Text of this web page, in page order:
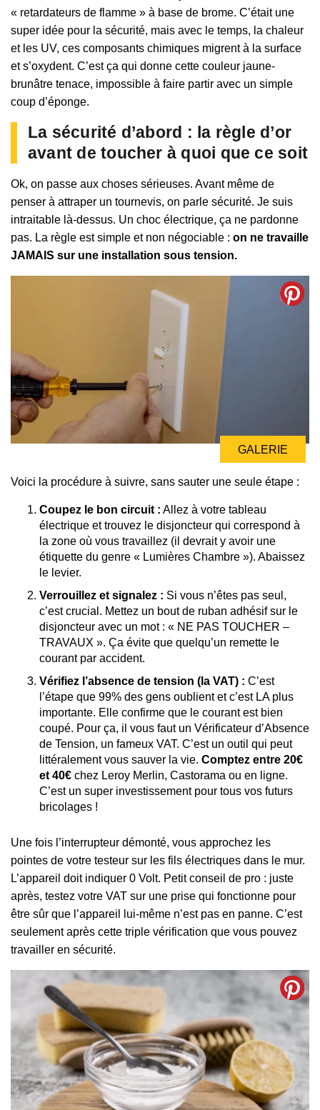
« retardateurs de flamme » à base de brome. C’était une
super idée pour la sécurité, mais avec le temps, la chaleur
et les UV, ces composants chimiques migrent à la surface
et s’oxydent. C’est ça qui donne cette couleur jaune-
brunâtre tenace, impossible à faire partir avec un simple
coup d’éponge.
La sécurité d’abord : la règle d’or
avant de toucher à quoi que ce soit
Ok, on passe aux choses sérieuses. Avant même de
penser à attraper un tournevis, on parle sécurité. Je suis
intraitable là-dessus. Un choc électrique, ça ne pardonne
pas. La règle est simple et non négociable : on ne travaille
JAMAIS sur une installation sous tension.
GALERIE
GALERIE
Voici la procédure à suivre, sans sauter une seule étape :
Coupez le bon circuit : Allez à votre tableau
électrique et trouvez le disjoncteur qui correspond à
la zone où vous travaillez (il devrait y avoir une
étiquette du genre « Lumières Chambre »). Abaissez
le levier.
Verrouillez et signalez : Si vous n’êtes pas seul,
c’est crucial. Mettez un bout de ruban adhésif sur le
disjoncteur avec un mot : « NE PAS TOUCHER –
TRAVAUX ». Ça évite que quelqu’un remette le
courant par accident.
Vérifiez l’absence de tension (la VAT) : C’est
l’étape que 99% des gens oublient et c’est LA plus
importante. Elle confirme que le courant est bien
coupé. Pour ça, il vous faut un Vérificateur d’Absence
de Tension, un fameux VAT. C’est un outil qui peut
littéralement vous sauver la vie. Comptez entre 20€
et 40€ chez Leroy Merlin, Castorama ou en ligne.
C’est un super investissement pour tous vos futurs
bricolages !
Une fois l’interrupteur démonté, vous approchez les
pointes de votre testeur sur les fils électriques dans le mur.
L’appareil doit indiquer 0 Volt. Petit conseil de pro : juste
après, testez votre VAT sur une prise qui fonctionne pour
être sûr que l’appareil lui-même n’est pas en panne. C’est
seulement après cette triple vérification que vous pouvez
travailler en sécurité.